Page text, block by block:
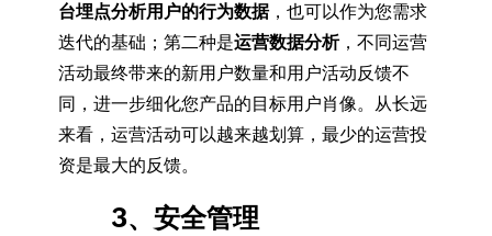
台埋点分析用户的行为数据，也可以作为您需求
迭代的基础；第二种是运营数据分析，不同运营
活动最终带来的新用户数量和用户活动反馈不
同，进一步细化您产品的目标用户肖像。从长远
来看，运营活动可以越来越划算，最少的运营投
资是最大的反馈。
3、安全管理